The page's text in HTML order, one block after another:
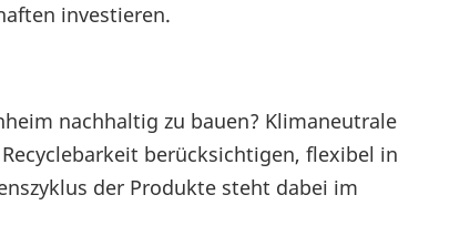
investieren.
nachhaltig zu bauen? Klimaneutrale
berücksichtigen, flexibel in
der Produkte steht dabei im